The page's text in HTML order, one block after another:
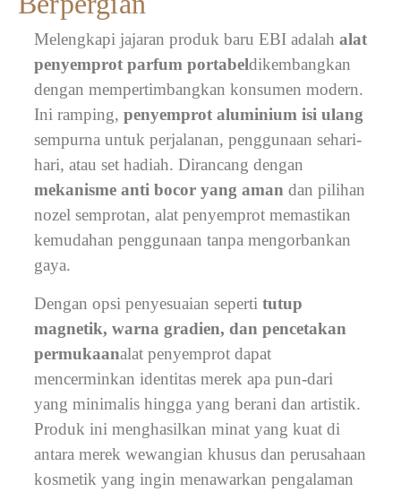
Melengkapi jajaran produk baru EBI adalah alat
penyemprot parfum portabeldikembangkan
dengan mempertimbangkan konsumen modern.
Ini ramping, penyemprot aluminium isi ulang
sempurna untuk perjalanan, penggunaan sehari-
hari, atau set hadiah. Dirancang dengan
mekanisme anti bocor yang aman dan pilihan
nozel semprotan, alat penyemprot memastikan
kemudahan penggunaan tanpa mengorbankan
gaya.
Dengan opsi penyesuaian seperti tutup
magnetik, warna gradien, dan pencetakan
permukaanalat penyemprot dapat
mencerminkan identitas merek apa pun-dari
yang minimalis hingga yang berani dan artistik.
Produk ini menghasilkan minat yang kuat di
antara merek wewangian khusus dan perusahaan
kosmetik yang ingin menawarkan pengalaman